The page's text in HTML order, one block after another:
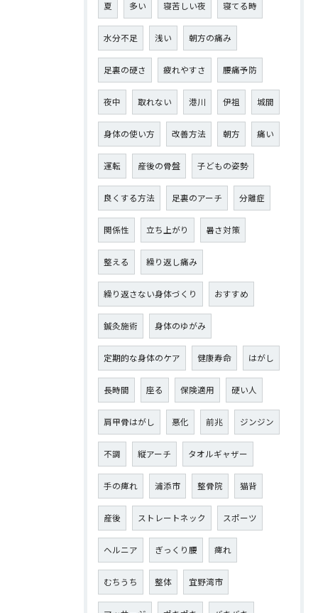
夏 多い 寝苦しい夜 寝てる時
水分不足 浅い 朝方の痛み
足裏の硬さ 疲れやすさ 腰痛予防
夜中 取れない 港川 伊祖 城間
身体の使い方 改善方法 朝方 痛い
運転 産後の骨盤 子どもの姿勢
良くする方法 足裏のアーチ 分離症
関係性 立ち上がり 暑さ対策
整える 繰り返し痛み
繰り返さない身体づくり おすすめ
鍼灸施術 身体のゆがみ
定期的な身体のケア 健康寿命 はがし
長時間 座る 保険適用 硬い人
肩甲骨はがし 悪化 前兆 ジンジン
不調 縦アーチ タオルギャザー
手の痺れ 浦添市 整骨院 猫背
産後 ストレートネック スポーツ
ヘルニア ぎっくり腰 痺れ
むちうち 整体 宜野湾市